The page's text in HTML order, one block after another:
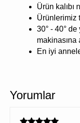
Ürün kalıbı
Ürünlerimiz
30° - 40° de
makinasına
En iyi
Yorumlar